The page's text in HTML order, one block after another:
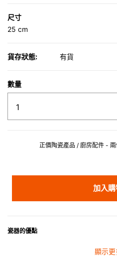
尺寸
25 cm
貨存狀態: 有貨
數量
正價陶瓷產品 / 廚房配件 -
加入
瓷器的優點
• 耐熱性極佳，適用於微波爐，也可放